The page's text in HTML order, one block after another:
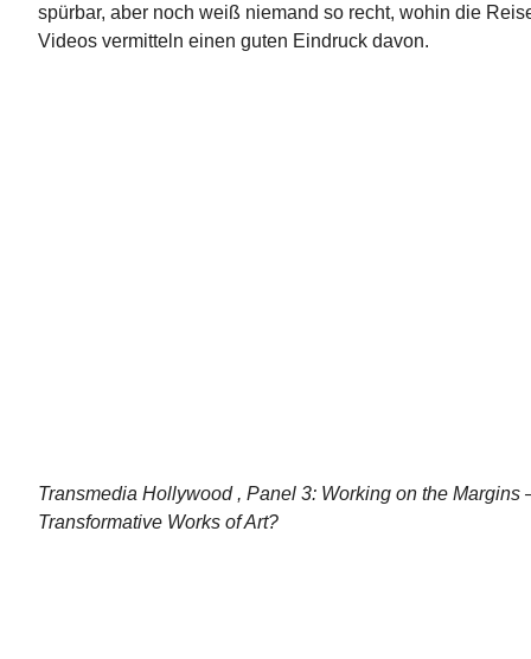
spürbar, aber noch weiß niemand so recht, wohin die
Videos vermitteln einen guten Eindruck davon.
Transmedia Hollywood , Panel 3: Working on the Margins
Transformative Works of Art?